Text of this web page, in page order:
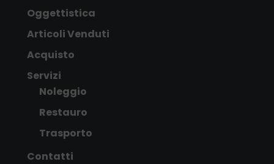
Oggettistica
Articoli Venduti
Acquisto
Servizi
Noleggio
Restauro
Trasporto
Contatti